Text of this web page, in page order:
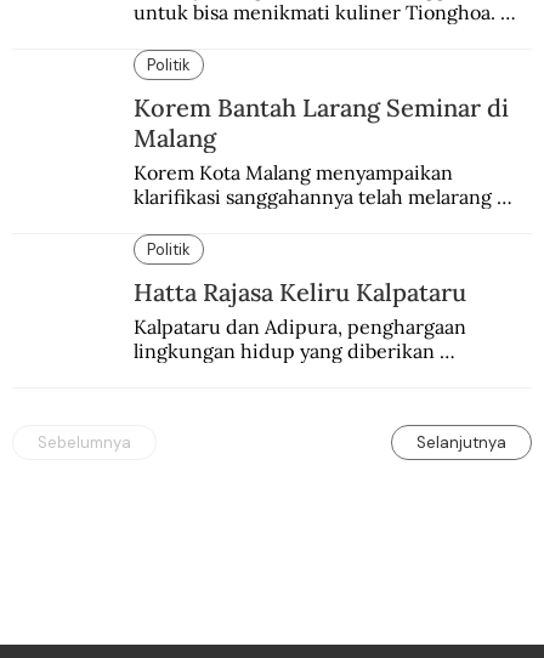
untuk bisa menikmati kuliner Tionghoa.
pekan.
Politik
Korem Bantah Larang Seminar di
Malang
Korem Kota Malang menyampaikan
klarifikasi sanggahannya telah melarang
Malang.
Politik
Hatta Rajasa Keliru Kalpataru
Kalpataru dan Adipura, penghargaan
lingkungan hidup yang diberikan
Sebelumnya Selanjutnya